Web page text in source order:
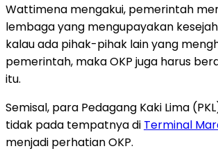
Wattimena mengakui, pemerintah
lembaga yang mengupayakan
kalau ada pihak-pihak lain yang
pemerintah, maka OKP juga harus
itu.
Semisal, para Pedagang Kaki Lima
tidak pada tempatnya di Terminal
menjadi perhatian OKP.